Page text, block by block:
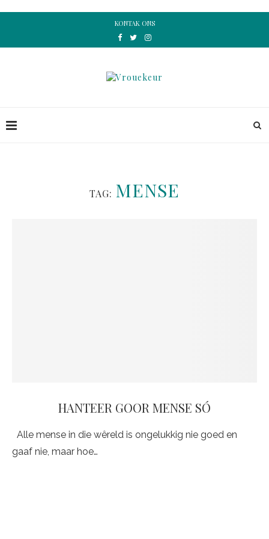
KONTAK ONS
TAG: MENSE
HANTEER GOOR MENSE SÓ
Alle mense in die wêreld is ongelukkig nie goed en
gaaf nie, maar hoe…